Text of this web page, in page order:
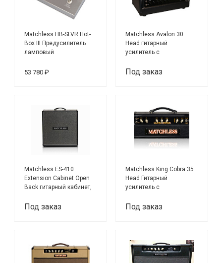
Matchless HB-SLVR Hot-
Box III Предусилитель
ламповый
53 780 ₽
Matchless Avalon 30
Head гитарный
усилитель с
Вт
Под заказ
Matchless ES-410
Extension Cabinet Open
Back гитарный кабинет,
Под заказ
Matchless King Cobra 35
Head Гитарный
усилитель с
Под заказ